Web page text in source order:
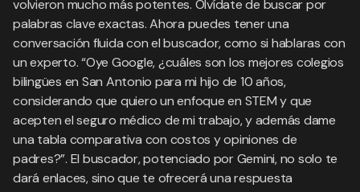
volvieron mucho más potentes. Olvídate de buscar por
palabras clave exactas. Ahora puedes tener una
conversación fluida con el buscador, como si hablaras con
un experto. “Oye Google, ¿cuáles son los mejores colegios
bilingües en San Antonio para mi hijo de 10 años,
considerando que quiero un enfoque en STEM y que
acepten el seguro médico de mi trabajo, y además dame
una tabla comparativa con costos y opiniones de
padres?”. El buscador, potenciado por Gemini, no solo te
dará enlaces, sino que te ofrecerá una respuesta